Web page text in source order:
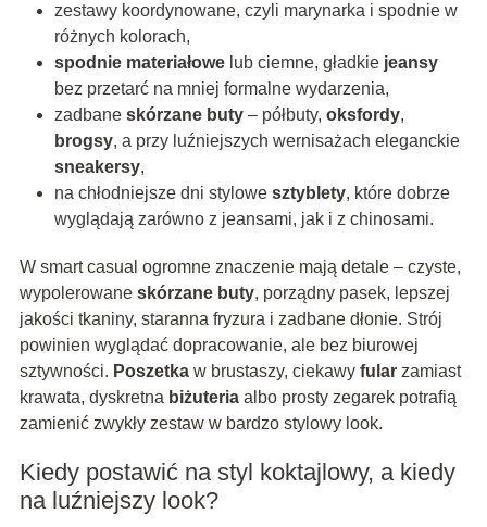
zestawy koordynowane, czyli marynarka i spodnie w
różnych kolorach,
spodnie materiałowelub ciemne, gładkie jeansy
bez przetarć na mniej formalne wydarzenia,
zadbane skórzane buty– półbuty, oksfordy,
brogsy, a przy luźniejszych wernisażach eleganckie
sneakersy,
na chłodniejsze dni stylowe sztyblety, które dobrze
wyglądają zarówno z jeansami, jak i z chinosami.
W smart casual ogromne znaczenie mają detale – czyste,
wypolerowane skórzane buty, porządny pasek, lepszej
jakości tkaniny, staranna fryzura i zadbane dłonie. Strój
powinien wyglądać dopracowanie, ale bez biurowej
sztywności. Poszetkaw brustaszy, ciekawy fularzamiast
krawata, dyskretna biżuteriaalbo prosty zegarek potrafią
zamienić zwykły zestaw w bardzo stylowy look.
Kiedy postawić na styl koktajlowy, a kiedy
na luźniejszy look?